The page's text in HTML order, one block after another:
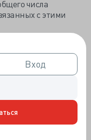
Вход
Вход
числа
с этими
распространенных
боль. Авторы
полностью,
подтверждают роль
боли.
и